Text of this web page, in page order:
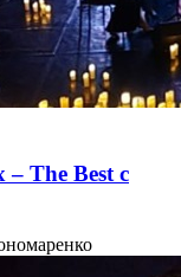
The Best с